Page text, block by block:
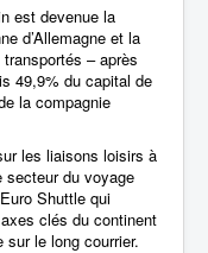
est devenue la
d’Allemagne et la
– après
49,9% du capital de
la compagnie
les liaisons loisirs à
secteur du voyage
Shuttle qui
clés du continent
sur le long courrier.